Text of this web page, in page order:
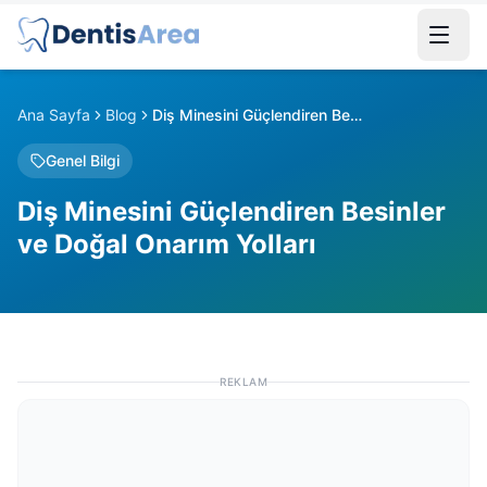
Ana Sayfa Blog Diş Minesini Güçlendiren Besinler ve Doğal Onarım Yolları
Genel Bilgi
Diş Minesini Güçlendiren Besinler
ve Doğal Onarım Yolları
REKLAM